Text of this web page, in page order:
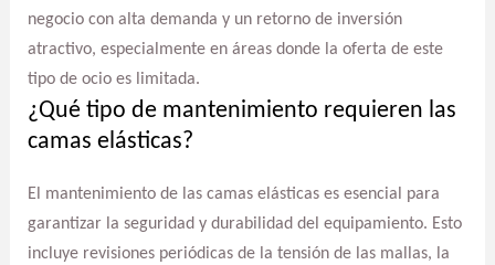
negocio con alta demanda y un retorno de inversión
atractivo, especialmente en áreas donde la oferta de este
tipo de ocio es limitada.
¿Qué tipo de mantenimiento requieren las
camas elásticas?
El mantenimiento de las camas elásticas es esencial para
garantizar la seguridad y durabilidad del equipamiento. Esto
incluye revisiones periódicas de la tensión de las mallas, la